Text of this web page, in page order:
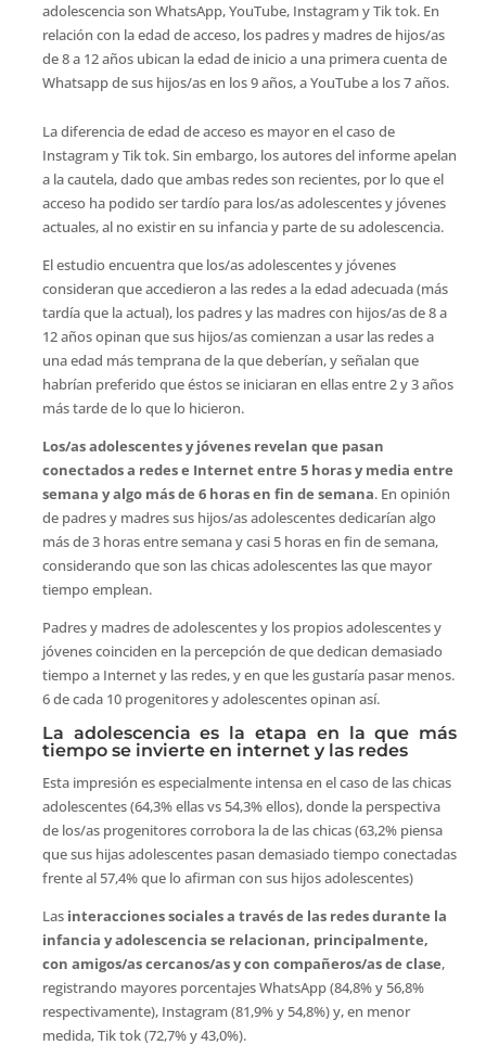
adolescencia son WhatsApp, YouTube, Instagram y Tik tok. En
relación con la edad de acceso, los padres y madres de hijos/as
de 8 a 12 años ubican la edad de inicio a una primera cuenta de
Whatsapp de sus hijos/as en los 9 años, a YouTube a los 7 años.
La diferencia de edad de acceso es mayor en el caso de
Instagram y Tik tok. Sin embargo, los autores del informe apelan
a la cautela, dado que ambas redes son recientes, por lo que el
acceso ha podido ser tardío para los/as adolescentes y jóvenes
actuales, al no existir en su infancia y parte de su adolescencia.
El estudio encuentra que los/as adolescentes y jóvenes
consideran que accedieron a las redes a la edad adecuada (más
tardía que la actual), los padres y las madres con hijos/as de 8 a
12 años opinan que sus hijos/as comienzan a usar las redes a
una edad más temprana de la que deberían, y señalan que
habrían preferido que éstos se iniciaran en ellas entre 2 y 3 años
más tarde de lo que lo hicieron.
Los/as adolescentes y jóvenes revelan que pasan
conectados a redes e Internet entre 5 horas y media entre
semana y algo más de 6 horas en fin de semana. En opinión
de padres y madres sus hijos/as adolescentes dedicarían algo
más de 3 horas entre semana y casi 5 horas en fin de semana,
considerando que son las chicas adolescentes las que mayor
tiempo emplean.
Padres y madres de adolescentes y los propios adolescentes y
jóvenes coinciden en la percepción de que dedican demasiado
tiempo a Internet y las redes, y en que les gustaría pasar menos.
6 de cada 10 progenitores y adolescentes opinan así.
La adolescencia es la etapa en la que más
tiempo se invierte en internet y las redes
Esta impresión es especialmente intensa en el caso de las chicas
adolescentes (64,3% ellas vs 54,3% ellos), donde la perspectiva
de los/as progenitores corrobora la de las chicas (63,2% piensa
que sus hijas adolescentes pasan demasiado tiempo conectadas
frente al 57,4% que lo afirman con sus hijos adolescentes)
Las interacciones sociales a través de las redes durante la
infancia y adolescencia se relacionan, principalmente,
con amigos/as cercanos/as y con compañeros/as de clase,
registrando mayores porcentajes WhatsApp (84,8% y 56,8%
respectivamente), Instagram (81,9% y 54,8%) y, en menor
medida, Tik tok (72,7% y 43,0%).